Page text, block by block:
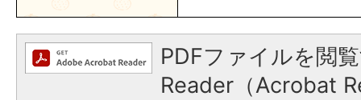
PDFファイルを閲
Reader（Acrobat